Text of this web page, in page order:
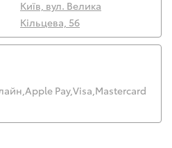
Київ, вул. Велика
Кільцева, 56
Apple Pay,Visa,Mastercard